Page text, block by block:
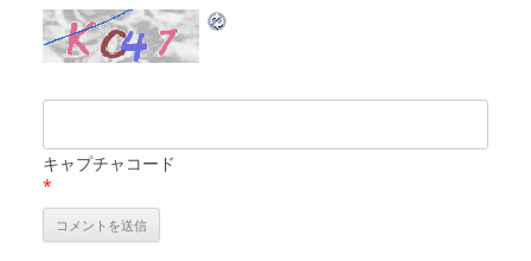
キャプチャコード
*